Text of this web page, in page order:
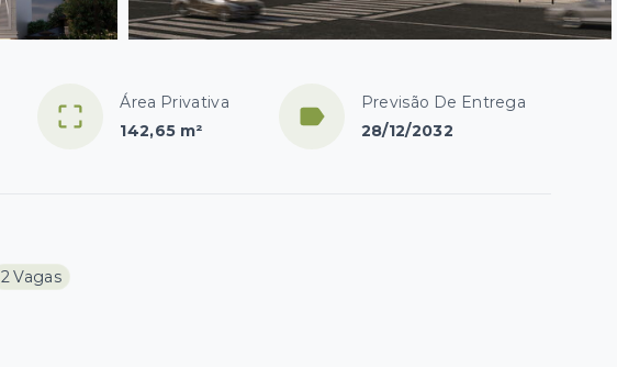
Área Privativa
142,65 m²
Previsão De Entrega
28/12/2032
2 Vagas